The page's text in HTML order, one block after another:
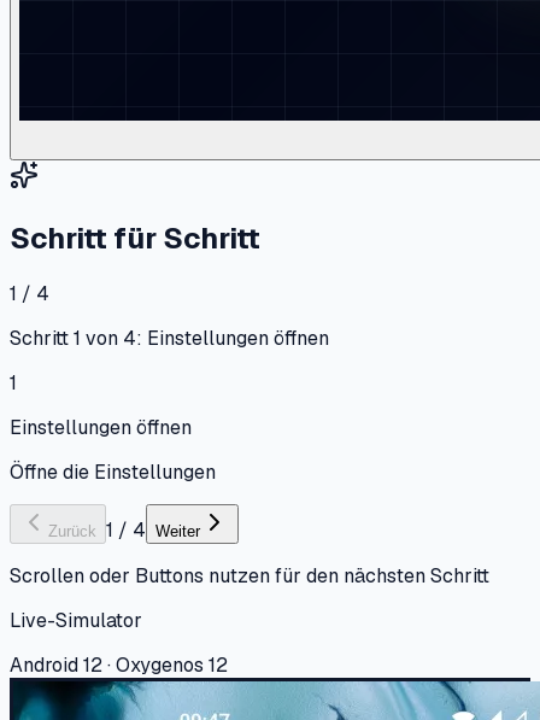
Schritt für Schritt
1 / 4
Schritt 1 von 4: Einstellungen öffnen
1
Einstellungen öffnen
Öffne die Einstellungen
Zurück 1 / 4 Weiter
Scrollen oder Buttons nutzen für den nächsten Schritt
Live-Simulator
Android 12 · Oxygenos 12